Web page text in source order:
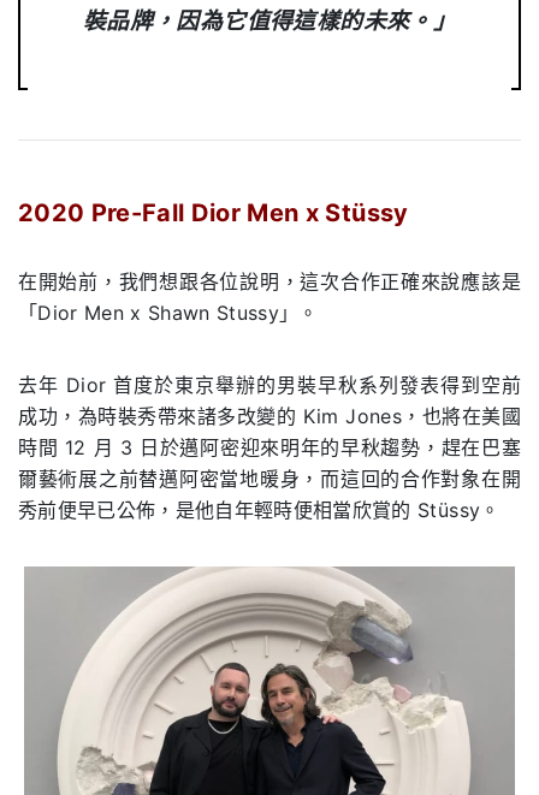
裝品牌，因為它值得這樣的未來。」
2020 Pre-Fall Dior Men x Stüssy
在開始前，我們想跟各位說明，這次合作正確來說應該是
「Dior Men x Shawn Stussy」。
去年 Dior首度於東京舉辦的男裝早秋系列發表得到空前
成功，為時裝秀帶來諸多改變的 Kim Jones，也將在美國
時間 12 月 3 日於邁阿密迎來明年的早秋趨勢，趕在巴塞
爾藝術展之前替邁阿密當地暖身，而這回的合作對象在開
秀前便早已公佈，是他自年輕時便相當欣賞的 Stüssy 。